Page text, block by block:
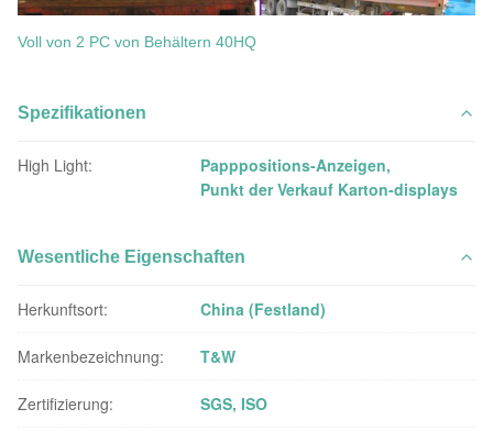
Voll von 2 PC von Behältern 40HQ
Spezifikationen
High Light: Papppositions-Anzeigen,
Punkt der Verkauf Karton-displays
Wesentliche Eigenschaften
Herkunftsort: China (Festland)
Markenbezeichnung: T&W
Zertifizierung: SGS, ISO